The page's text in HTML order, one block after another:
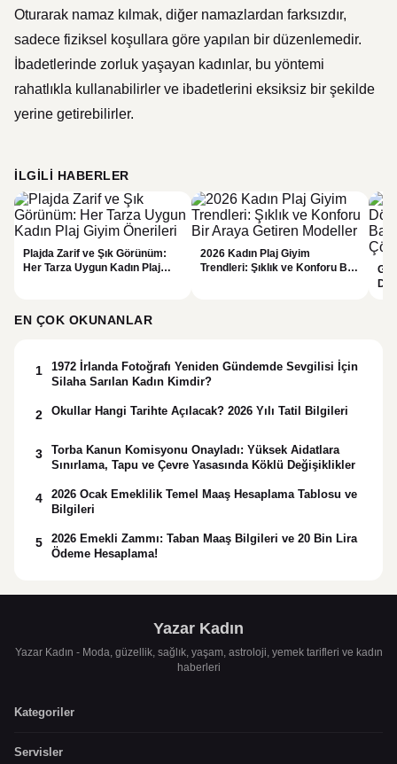
Oturarak namaz kılmak, diğer namazlardan farksızdır,
sadece fiziksel koşullara göre yapılan bir düzenlemedir.
İbadetlerinde zorluk yaşayan kadınlar, bu yöntemi
rahatlıkla kullanabilirler ve ibadetlerini eksiksiz bir şekilde
yerine getirebilirler.
İLGILI HABERLER
Plajda Zarif ve Şık Görünüm:
Her Tarza Uygun Kadın Plaj
2026 Kadın Plaj Giyim
Trendleri: Şıklık ve Konforu Bir
EN ÇOK OKUNANLAR
1
1972 İrlanda Fotoğrafı Yeniden Gündemde Sevgilisi İçin
Silaha Sarılan Kadın Kimdir?
2 Okullar Hangi Tarihte Açılacak? 2026 Yılı Tatil Bilgileri
3
Torba Kanun Komisyonu Onayladı: Yüksek Aidatlara
Sınırlama, Tapu ve Çevre Yasasında Köklü Değişiklikler
4
2026 Ocak Emeklilik Temel Maaş Hesaplama Tablosu ve
Bilgileri
5
2026 Emekli Zammı: Taban Maaş Bilgileri ve 20 Bin Lira
Ödeme Hesaplama!
Yazar Kadın
Yazar Kadın - Moda, güzellik, sağlık, yaşam, astroloji, yemek tarifleri ve kadın
haberleri
Kategoriler
Servisler